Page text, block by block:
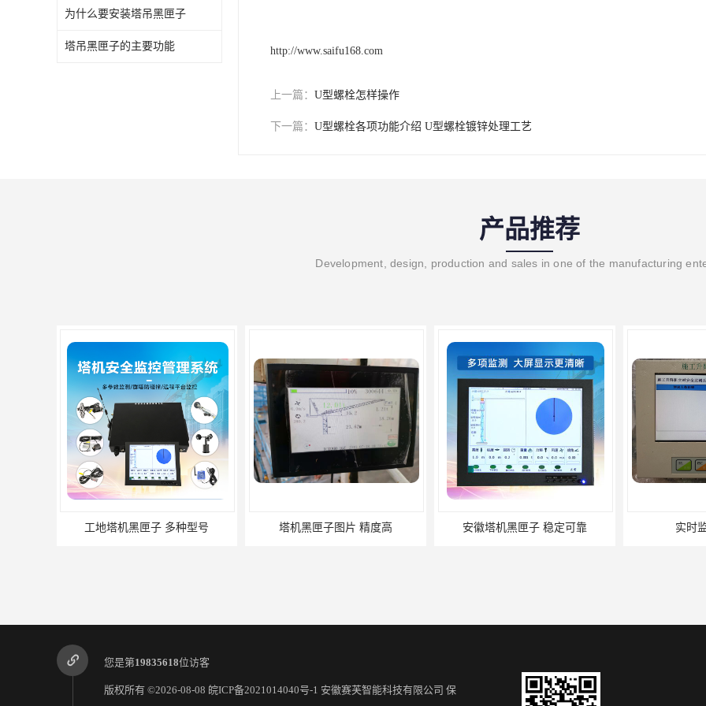
为什么要安装塔吊黑匣子
塔吊黑匣子的主要功能 http://www.saifu168.com
上一篇： U型螺栓怎样操作
下一篇： U型螺栓各项功能介绍 U型螺栓镀锌处理工艺
产品推荐
Development, design, production and sales in one of the manufacturing
塔机黑匣子图片 精度高 安徽塔机黑匣子 稳定可靠 实时监测升降机 施工升降
您是第19835618位访客
版权所有 ©2026-08-08 皖ICP备2021014040号-1 安徽赛芙智能科技有限公司 保